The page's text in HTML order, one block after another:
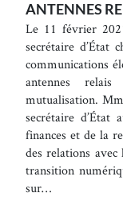
ANTENNES
Le 11 février
secrétaire d’État
communications
antennes
mutualisation.
secrétaire d’État
finances et de la
des relations
transition
sur…